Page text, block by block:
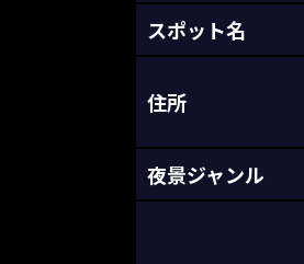
スポット名
住所
夜景ジャンル